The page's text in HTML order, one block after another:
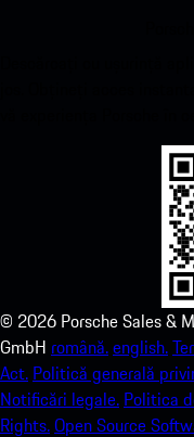
© 2026 Porsche Sales &
GmbH română.english.
Act. Politică generală
Notificări legale. Politica
Rights.Open Source